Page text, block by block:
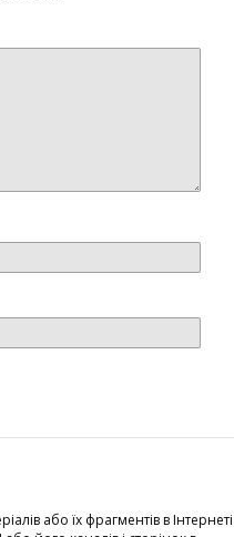
або їх фрагментів в Інтернеті